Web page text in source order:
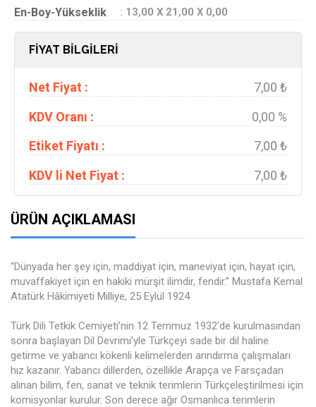
En-Boy-Yükseklik : 13,00 X 21,00 X 0,00
FİYAT BİLGİLERİ
Net Fiyat :
7,00 ₺
KDV Oranı :
0,00 %
Etiket Fiyatı :
7,00 ₺
KDV li Net Fiyat :
7,00 ₺
ÜRÜN AÇIKLAMASI
“Dünyada her şey için, maddiyat için, maneviyat için, hayat için,
muvaffakiyet için en hakiki mürşit ilimdir, fendir.” Mustafa Kemal
Atatürk Hâkimiyeti Milliye, 25 Eylül 1924
Türk Dili Tetkik Cemiyeti’nin 12 Temmuz 1932’de kurulmasından
sonra başlayan Dil Devrimi’yle Türkçeyi sade bir dil haline
getirme ve yabancı kökenli kelimelerden arındırma çalışmaları
hız kazanır. Yabancı dillerden, özellikle Arapça ve Farsçadan
alınan bilim, fen, sanat ve teknik terimlerin Türkçeleştirilmesi için
komisyonlar kurulur. Son derece ağır Osmanlıca terimlerin